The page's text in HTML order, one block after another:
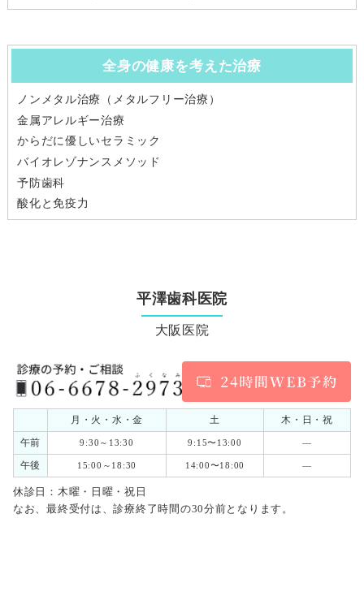
全身の健康を考えた治療
ノンメタル治療（メタルフリー治療）
金属アレルギー治療
からだに優しいセラミック
バイオレゾナンスメソッド
予防歯科
酸化と免疫力
平澤歯科医院
大阪医院
月・火・水・金 土
木・日・祝
午前
9:30～13:30 9:15〜13:00 ―
午後 15:00～18:30 14:00〜18:00 ―
休診日：木曜・日曜・祝日
なお、最終受付は、診療終了時間の30分前となります。